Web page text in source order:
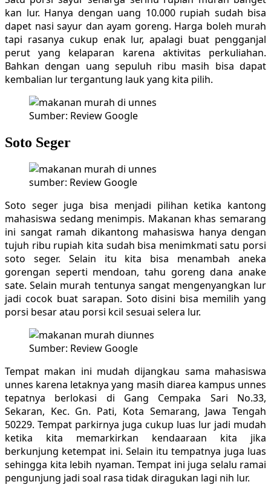
kan lur. Hanya dengan uang 10.000 rupiah sudah bisa
dapet nasi sayur dan ayam goreng. Harga boleh murah
tapi rasanya cukup enak lur, apalagi buat pengganjal
perut yang kelaparan karena aktivitas perkuliahan.
Bahkan dengan uang sepuluh ribu masih bisa dapat
kembalian lur tergantung lauk yang kita pilih.
Sumber: Review Google
Soto Seger
sumber: Review Google
Soto seger juga bisa menjadi pilihan ketika kantong
mahasiswa sedang menimpis. Makanan khas semarang
ini sangat ramah dikantong mahasiswa hanya dengan
tujuh ribu rupiah kita sudah bisa menimkmati satu porsi
soto seger. Selain itu kita bisa menambah aneka
gorengan seperti mendoan, tahu goreng dana anake
sate. Selain murah tentunya sangat mengenyangkan lur
jadi cocok buat sarapan. Soto disini bisa memilih yang
porsi besar atau porsi kcil sesuai selera lur.
Sumber: Review Google
Tempat makan ini mudah dijangkau sama mahasiswa
unnes karena letaknya yang masih diarea kampus unnes
tepatnya berlokasi di Gang Cempaka Sari No.33,
Sekaran, Kec. Gn. Pati, Kota Semarang, Jawa Tengah
50229. Tempat parkirnya juga cukup luas lur jadi mudah
ketika kita memarkirkan kendaaraan kita jika
berkunjung ketempat ini. Selain itu tempatnya juga luas
sehingga kita lebih nyaman. Tempat ini juga selalu ramai
pengunjung jadi soal rasa tidak diragukan lagi nih lur.